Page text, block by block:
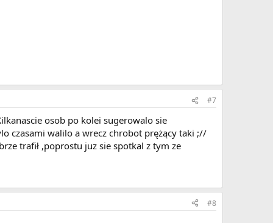
#7
osob po kolei sugerowalo sie
czasami walilo a wrecz chrobot prężący taki ;//
trafił ,poprostu juz sie spotkal z tym ze
#8